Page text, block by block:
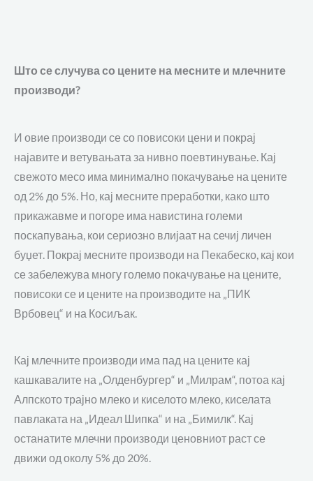
Што се случува со цените на месните и млечните
производи?
И овие производи се со повисоки цени и покрај
најавите и ветувањата за нивно поевтинување. Кај
свежото месо има минимално покачување на цените
од 2% до 5%. Но, кај месните преработки, како што
прикажавме и погоре има навистина големи
поскапувања, кои сериозно влијаат на сечиј личен
буџет. Покрај месните производи на Пекабеско, кај кои
се забележува многу големо покачување на цените,
повисоки се и цените на производите на „ПИК
Врбовец“ и на Косиљак.
Кај млечните производи има пад на цените кај
кашкавалите на „Олденбургер“ и „Милрам“, потоа кај
Алпското трајно млеко и киселото млеко, киселата
павлаката на „Идеал Шипка“ и на „Бимилк“. Кај
останатите млечни производи ценовниот растсе
движи од околу 5% до 20%.